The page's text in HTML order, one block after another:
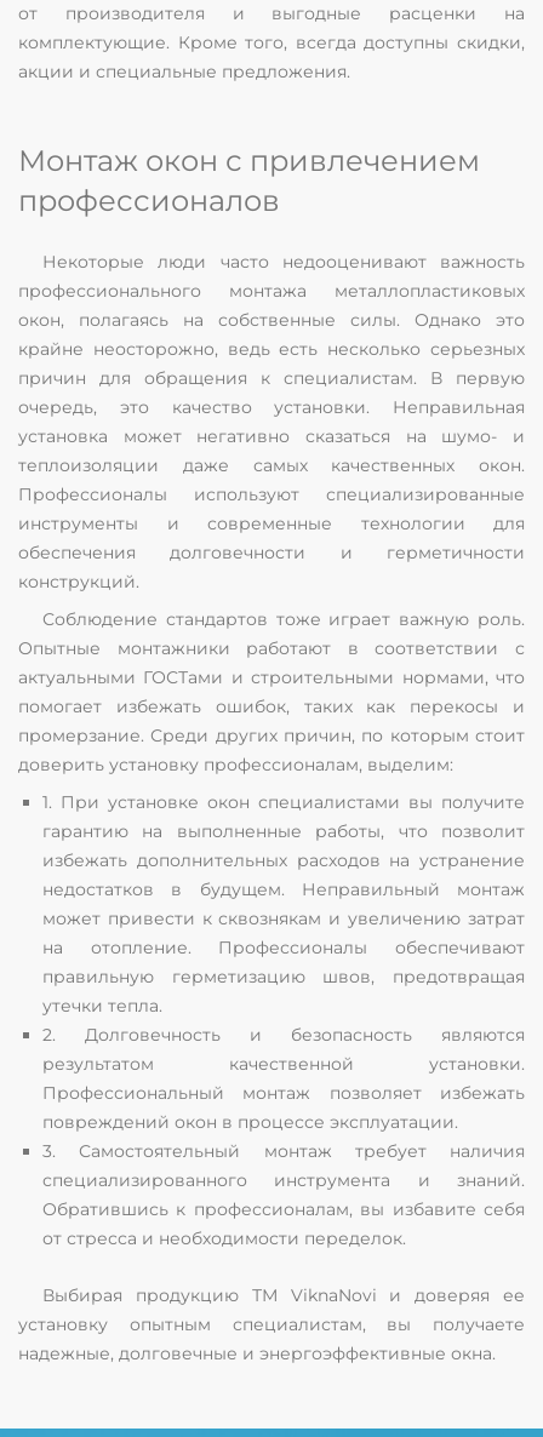
от производителя и выгодные расценки на
комплектующие. Кроме того, всегда доступны скидки,
акции и специальные предложения.
Монтаж окон с привлечением
профессионалов
Некоторые люди часто недооценивают важность
профессионального монтажа металлопластиковых
окон, полагаясь на собственные силы. Однако это
крайне неосторожно, ведь есть несколько серьезных
причин для обращения к специалистам. В первую
очередь, это качество установки. Неправильная
установка может негативно сказаться на шумо- и
теплоизоляции даже самых качественных окон.
Профессионалы используют специализированные
инструменты и современные технологии для
обеспечения долговечности и герметичности
конструкций.
Соблюдение стандартов тоже играет важную роль.
Опытные монтажники работают в соответствии с
актуальными ГОСТами и строительными нормами, что
помогает избежать ошибок, таких как перекосы и
промерзание. Среди других причин, по которым стоит
доверить установку профессионалам, выделим:
1. При установке окон специалистами вы получите
гарантию на выполненные работы, что позволит
избежать дополнительных расходов на устранение
недостатков в будущем. Неправильный монтаж
может привести к сквознякам и увеличению затрат
на отопление. Профессионалы обеспечивают
правильную герметизацию швов, предотвращая
утечки тепла.
2. Долговечность и безопасность являются
результатом качественной установки.
Профессиональный монтаж позволяет избежать
повреждений окон в процессе эксплуатации.
3. Самостоятельный монтаж требует наличия
специализированного инструмента и знаний.
Обратившись к профессионалам, вы избавите себя
от стресса и необходимости переделок.
Выбирая продукцию ТМ ViknaNovi и доверяя ее
установку опытным специалистам, вы получаете
надежные, долговечные и энергоэффективные окна.